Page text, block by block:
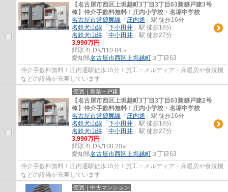
【名古屋市西区上堀越町3丁目3丁目63新築戸建3号
棟】仲介手数料無料！庄内小学校・名塚中学校
名古屋市営鶴舞線 「 庄内通 」駅 徒歩16分
名鉄犬山線 「 下小田井 」駅 徒歩18分
名鉄犬山線 「 中小田井 」駅 徒歩27分
3,990万円
間取:4LDK/110.84㎡
愛知県名古屋市西区上堀越町 ３丁目63
仲介手数料無料！庄内通駅徒歩15分！施工：メルディア・床暖房や食洗機
などの設備が充実しています
売買｜新築一戸建
【名古屋市西区上堀越町3丁目3丁目63新築戸建2号
棟】仲介手数料無料！庄内小学校・名塚中学校
名古屋市営鶴舞線 「 庄内通 」駅 徒歩16分
名鉄犬山線 「 下小田井 」駅 徒歩18分
名鉄犬山線 「 中小田井 」駅 徒歩27分
3,990万円
間取:4LDK/100.20㎡
愛知県名古屋市西区上堀越町 ３丁目63
仲介手数料無料！庄内通駅徒歩15分！施工：メルディア・床暖房や食洗機
などの設備が充実しています
売買｜中古マンション